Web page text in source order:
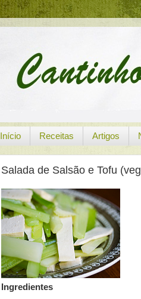
Início Receitas Artigos
Salada de Salsão e Tofu
Ingredientes